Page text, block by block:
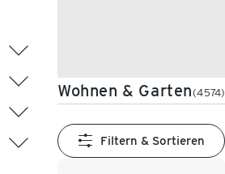
Wohnen & Garten(4574)
Filtern & Sortieren